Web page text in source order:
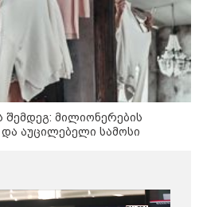
შემცირების მთავარი
ალბათ, ის პრორუსული,
პროირანული
რომელსაც ქვეყანა
- ცოტნე ჯაფარიძე
მილიონერების
აუცილებელი სამოსი